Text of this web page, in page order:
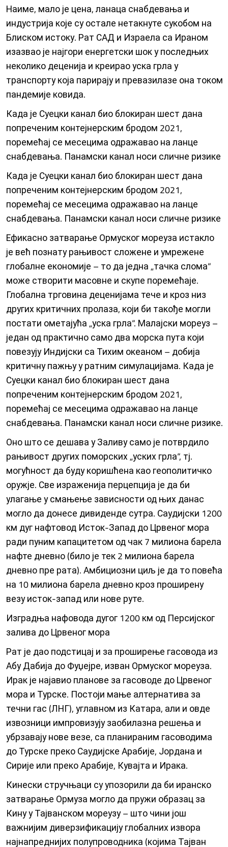
Наиме, мало је цена, ланаца снабдевања и
индустрија које су остале нетакнуте сукобом на
Блиском истоку. Рат САД и Израела са Ираном
изазвао је најгори енергетски шок у последњих
неколико деценија и креирао уска грла у
транспорту која парирају и превазилазе она током
пандемије ковида.
Када је Суецки канал био блокиран шест дана
попреченим контејнерским бродом 2021,
поремећај се месецима одражавао на ланце
снабдевања. Панамски канал носи сличне ризике
Када је Суецки канал био блокиран шест дана
попреченим контејнерским бродом 2021,
поремећај се месецима одражавао на ланце
снабдевања. Панамски канал носи сличне ризике
Ефикасно затварање Ормуског мореуза истакло
је већ познату рањивост сложене и умрежене
глобалне економије – то да једна „тачка слома“
може створити масовне и скупе поремећаје.
Глобална трговина деценијама тече и кроз низ
других критичних пролаза, који би такође могли
постати ометајућа „уска грла“. Малајски мореуз –
један од практично само два морска пута који
повезују Индијски са Тихим океаном – добија
критичну пажњу у ратним симулацијама. Када је
Суецки канал био блокиран шест дана
попреченим контејнерским бродом 2021,
поремећај се месецима одражавао на ланце
снабдевања. Панамски канал носи сличне ризике.
Оно што се дешава у Заливу само је потврдило
рањивост других поморских „уских грла“, тј.
могућност да буду коришћена као геополитичко
оружје. Све израженија перцепција је да би
улагање у смањење зависности од њих данас
могло да донесе дивиденде сутра. Саудијски 1200
км дуг нафтовод Исток-Запад до Црвеног мора
ради пуним капацитетом од чак 7 милиона барела
нафте дневно (било је тек 2 милиона барела
дневно пре рата). Амбициозни циљ је да то повећа
на 10 милиона барела дневно кроз проширену
везу исток-запад или нове руте.
Изградња нафовода дугог 1200 км од Персијског
залива до Црвеног мора
Рат је дао подстицај и за проширење гасовода из
Абу Дабија до Фуџејре, изван Ормуског мореуза.
Ирак је најавио планове за гасоводе до Црвеног
мора и Турске. Постоји мање алтернатива за
течни гас (ЛНГ), углавном из Катара, али и овде
извозници импровизују заобилазна решења и
убрзавају нове везе, са планираним гасоводима
до Турске преко Саудијске Арабије, Јордана и
Сирије или преко Арабије, Кувајта и Ирака.
Кинески стручњаци су упозорили да би иранско
затварање Ормуза могло да пружи образац за
Кину у Тајванском мореузу – што чини још
важнијим диверзификацију глобалних извора
најнапреднијих полупроводника (којима Тајван